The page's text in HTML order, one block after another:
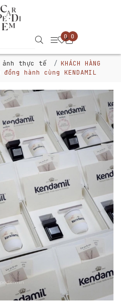
0 0
thực tế
KHÁCH HÀNG
đồng hành cùng KENDAMIL